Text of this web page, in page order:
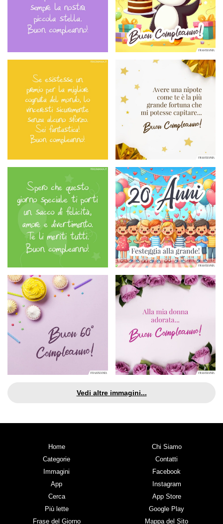
Vedi altre immagini...
Home
Categorie
Immagini
App
Cerca
Più lette
Frase del Giorno
Chi Siamo
Contatti
Facebook
Instagram
App Store
Google Play
Mappa del Sito